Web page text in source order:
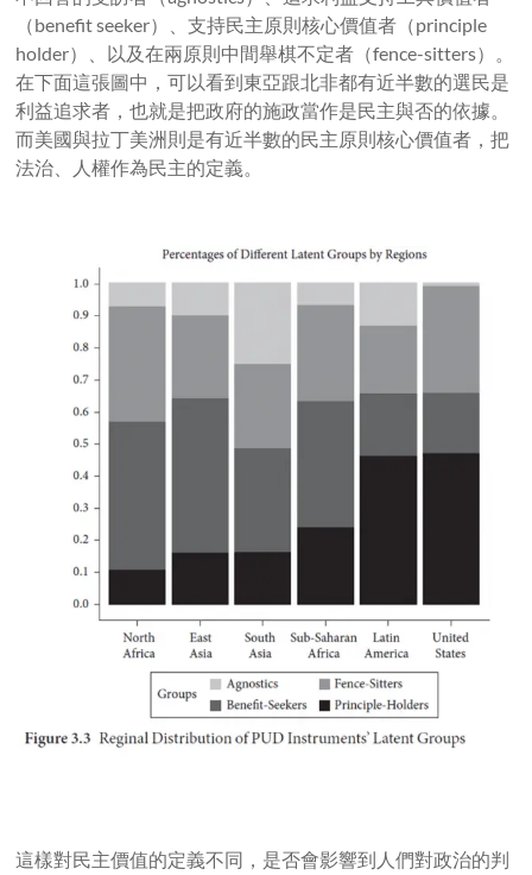
（benefit seeker）、支持民主原則核心價值者（principle
holder）、以及在兩原則中間舉棋不定者（fence-sitters）。
在下面這張圖中，可以看到東亞跟北非都有近半數的選民是
利益追求者，也就是把政府的施政當作是民主與否的依據。
而美國與拉丁美洲則是有近半數的民主原則核心價值者，把
法治、人權作為民主的定義。
這樣對民主價值的定義不同，是否會影響到人們對政治的判